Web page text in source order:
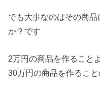
でも大事なのはその商
か？です
2万円の商品を作ること
30万円の商品を作るこ